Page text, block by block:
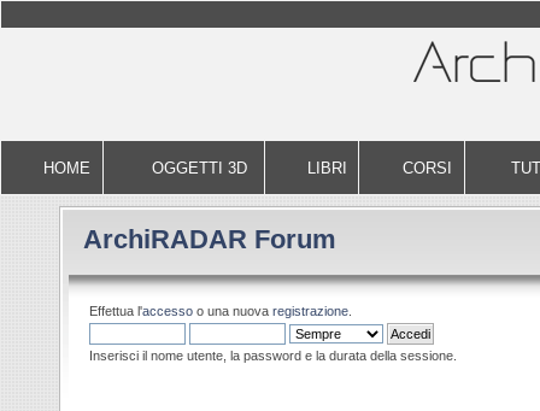
HOME OGGETTI 3D LIBRI CORSI
ArchiRADAR Forum
Effettua l'accesso o una nuova registrazione.
Inserisci il nome utente, la password e la durata della sessione.